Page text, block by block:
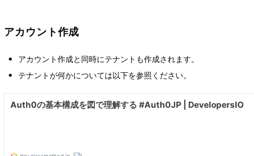
アカウント作成
アカウント作成と同時にテナントも作成されます。
テナントが何かについては以下を参照ください。